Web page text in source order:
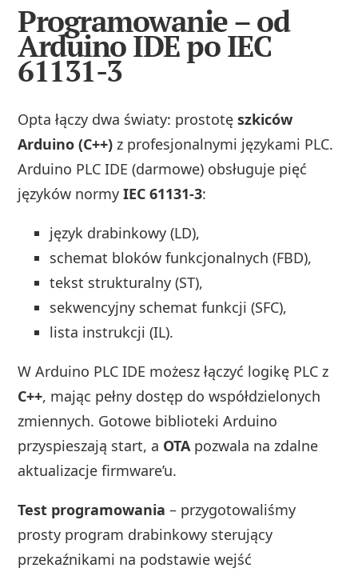
Programowanie – od
Arduino IDE po IEC
61131-3
Opta łączy dwa światy: prostotęszkiców
Arduino (C++) z profesjonalnymi językami PLC.
Arduino PLC IDE (darmowe) obsługuje pięć
języków normyIEC 61131-3:
język drabinkowy (LD),
schemat bloków funkcjonalnych (FBD),
tekst strukturalny (ST),
sekwencyjny schemat funkcji (SFC),
lista instrukcji (IL).
W Arduino PLC IDE możesz łączyć logikę PLC z
C++, mając pełny dostęp do współdzielonych
zmiennych. Gotowe biblioteki Arduino
przyspieszają start, a OTApozwala na zdalne
aktualizacje firmware’u.
Test programowania – przygotowaliśmy
prosty program drabinkowy sterujący
przekaźnikami na podstawie wejść